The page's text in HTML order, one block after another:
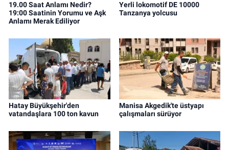
19.00 Saat Anlamı Nedir?
19:00 Saatinin Yorumu ve Aşk
Anlamı Merak Ediliyor
Yerli lokomotif DE 10000
Tanzanya yolcusu
Hatay Büyükşehir'den
vatandaşlara 100 ton kavun
Manisa Akgedik'te üstyapı
çalışmaları sürüyor